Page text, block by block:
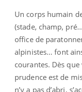
Un corps humain
(stade, champ,
office de
alpinistes... font
courantes. Dès
prudence est de
n’y a pas d’abri,